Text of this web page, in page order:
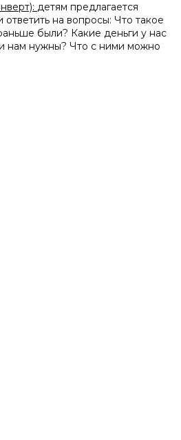
детям предлагается
ответить на вопросы: Что такое
были? Какие деньги у нас
нам нужны? Что с ними можно